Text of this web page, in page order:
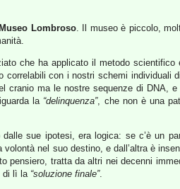
Museo Lombroso. Il museo è piccolo,
che ha applicato il metodo
con i nostri schemi individuali
ma le nostre sequenze di DNA,
la “delinquenza”, che non è una
sue ipotesi, era logica: se c’è un
nel suo destino, e dall’altra è
pensiero, tratta da altri nei decenni
di lì la “soluzione finale”.